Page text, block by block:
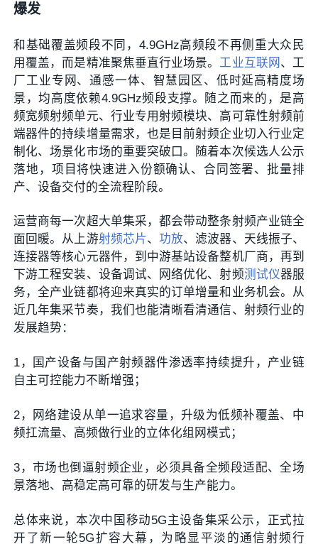
爆发
和基础覆盖频段不同，4.9GHz高频段不再侧重大众民
用覆盖，而是精准聚焦垂直行业场景。 工业互联网 、工
厂工业专网、通感一体、智慧园区、低时延高精度场
景，均高度依赖4.9GHz频段支撑。随之而来的，是高
频宽频射频单元、行业专用射频模块、高可靠性射频前
端器件的持续增量需求，也是目前射频企业切入行业定
制化、场景化市场的重要突破口。随着本次候选人公示
落地，项目将快速进入份额确认、合同签署、批量排
产、设备交付的全流程阶段。
运营商每一次超大单集采，都会带动整条射频产业链全
面回暖。从上游射频芯片、功放、滤波器、天线振子、
连接器等核心元器件，到中游基站设备整机厂商，再到
下游工程安装、设备调试、网络优化、射频测试仪器服
务，全产业链都将迎来真实的订单增量和业务机会。从
近几年集采节奏，我们也能清晰看清通信、射频行业的
发展趋势：
1，国产设备与国产射频器件渗透率持续提升，产业链
自主可控能力不断增强；
2，网络建设从单一追求容量，升级为低频补覆盖、中
频扛流量、高频做行业的立体化组网模式；
3，市场也倒逼射频企业，必须具备全频段适配、全场
景落地、高稳定高可靠的研发与生产能力。
总体来说，本次中国移动5G主设备集采公示，正式拉
开了新一轮5G扩容大幕，为略显平淡的通信射频行